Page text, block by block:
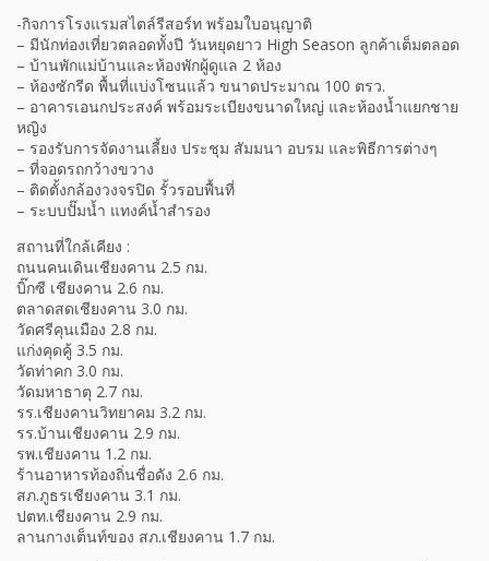
-กิจการโรงแรมสไตล์รีสอร์ท พร้อมใบอนุญาติ
– มีนักท่องเที่ยวตลอดทั้งปี วันหยุดยาว High Season ลูกค้าเต็มตลอด
– บ้านพักแม่บ้านและห้องพักผู้ดูแล 2 ห้อง
– ห้องซักรีด พื้นที่แบ่งโซนแล้ว ขนาดประมาณ 100 ตรว.
– อาคารเอนกประสงค์ พร้อมระเบียงขนาดใหญ่ และห้องน้ำแยกชาย
หญิง
– รองรับการจัดงานเลี้ยง ประชุม สัมมนา อบรม และพิธีการต่างๆ
– ที่จอดรถกว้างขวาง
– ติดตั้งกล้องวงจรปิด รั้วรอบพื้นที่
– ระบบปั๊มน้ำ แทงค์น้ำสำรอง
สถานที่ใกล้เคียง :
ถนนคนเดินเชียงคาน 2.5 กม.
บิ๊กซี เชียงคาน 2.6 กม.
ตลาดสดเชียงคาน 3.0 กม.
วัดศรีคุนเมือง 2.8 กม.
แก่งคุดคู้ 3.5 กม.
วัดท่าคก 3.0 กม.
วัดมหาธาตุ 2.7 กม.
รร.เชียงคานวิทยาคม 3.2 กม.
รร.บ้านเชียงคาน 2.9 กม.
รพ.เชียงคาน 1.2 กม.
ร้านอาหารท้องถิ่นชื่อดัง 2.6 กม.
สภ.ภูธรเชียงคาน 3.1 กม.
ปตท.เชียงคาน 2.9 กม.
ลานกางเต็นท์ของ สภ.เชียงคาน 1.7 กม.